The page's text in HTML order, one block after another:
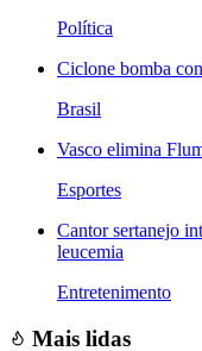
Política
Ciclone bomba
Brasil
Vasco elimina
Esportes
Cantor sertanejo
leucemia
Entretenimento
Mais lidas